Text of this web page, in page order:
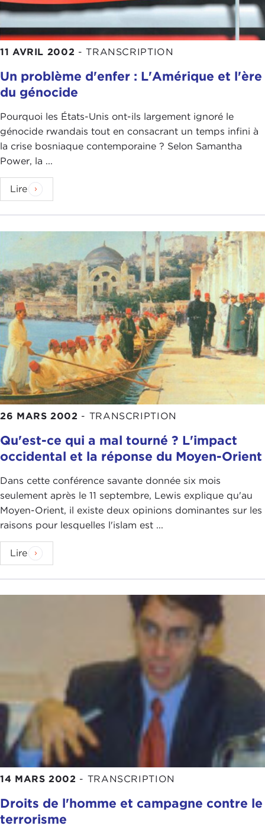
11 AVRIL 2002 - TRANSCRIPTION
Un problème d'enfer : L'Amérique et l'ère
du génocide
Pourquoi les États-Unis ont-ils largement ignoré le
génocide rwandais tout en consacrant un temps infini à
la crise bosniaque contemporaine ? Selon Samantha
Power, la ...
Lire
26 MARS 2002 - TRANSCRIPTION
Qu'est-ce qui a mal tourné ? L'impact
occidental et la réponse du Moyen-Orient
Dans cette conférence savante donnée six mois
seulement après le 11 septembre, Lewis explique qu'au
Moyen-Orient, il existe deux opinions dominantes sur les
raisons pour lesquelles l'islam est ...
Lire
14 MARS 2002 - TRANSCRIPTION
Droits de l'homme et campagne contre le
terrorisme